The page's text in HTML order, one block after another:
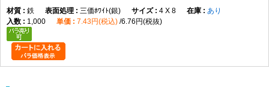
鉄
三価ﾎﾜｲﾄ(銀) 4 X 8
あり
1,000
7.43円(税込) 6.76円(税抜)